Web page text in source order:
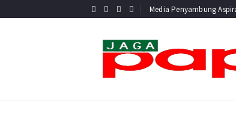
Media Penyambung